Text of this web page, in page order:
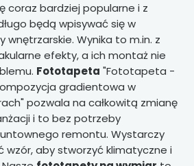
coraz bardziej popularne i z
będą wpisywać się w
Wynika to m.in. z
efekty, a ich montaż nie
Fototapeta "Fototapeta -
gradientowa w
pozwala na całkowitą zmianę
i to bez potrzeby
remontu. Wystarczy
aby stworzyć klimatyczne i